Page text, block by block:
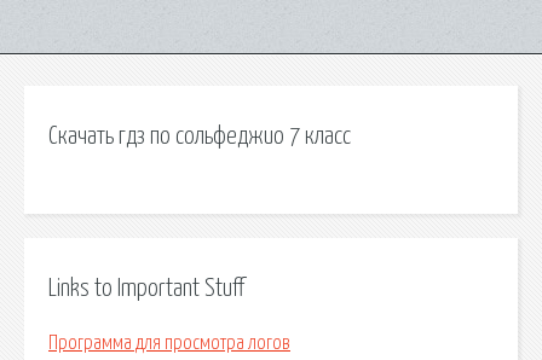
Скачать гдз по сольфеджио 7 класс
Links to Important Stuff
Программа для просмотра логов